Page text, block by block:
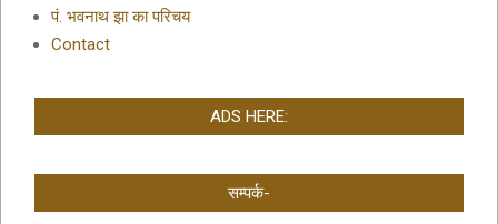
पं. भवनाथ झा का परिचय
Contact
ADS HERE:
सम्पर्क-